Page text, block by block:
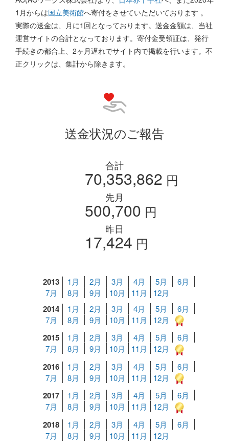
1月からは国立美術館へ寄付をさせていただいております 。
実際の送金は、月に1回となっております。送金金額は、当社
運営サイトの合計となっております。寄付金受領証は、発行
手続きの都合上、2ヶ月遅れでサイト内で掲載を行います。不
正クリックは、集計から除きます。
送金状況のご報告
合計
70,353,862 円
先月
500,700 円
昨日
17,424 円
2013 1月 2月 3月 4月 5月
6月
7月
8月 9月 10月 11月 12月
2014 1月 2月 3月 4月 5月
6月
7月
8月 9月 10月 11月 12月
2015 1月 2月 3月 4月 5月
6月
7月
8月 9月 10月 11月 12月
2016 1月 2月 3月 4月 5月
6月
7月
8月 9月 10月 11月 12月
2017 1月 2月 3月 4月 5月
6月
7月
8月 9月 10月 11月 12月
2018 1月 2月 3月 4月 5月
6月
7月
8月 9月 10月 11月 12月